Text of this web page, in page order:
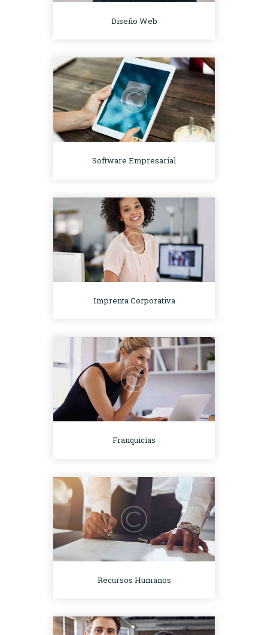
Diseño Web
Software Empresarial
Imprenta Corporativa
Franquicias
Recursos Humanos